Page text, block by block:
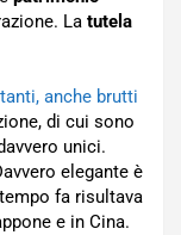
La tutela
anche brutti
di cui sono
unici.
elegante è
fa risultava
e in Cina.